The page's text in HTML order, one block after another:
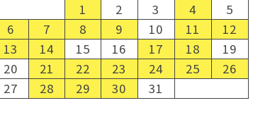
1
2 3 4
5
6
7 8 9 10 11
12
13
14 15 16 17 18
19
20
21 22 23 24 25
26
27
28 29 30 31